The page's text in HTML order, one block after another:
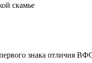
скамье
знака отличия